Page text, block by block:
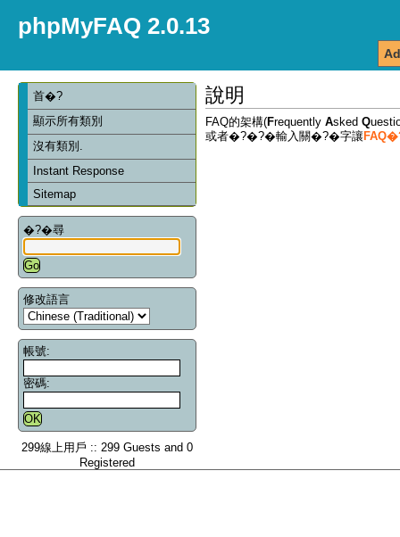
phpMyFAQ 2.0.13
首�?
顯示所有類別
沒有類別.
Instant Response
Sitemap
�?�尋
修改語言
帳號:
密碼:
299線上用戶 :: 299 Guests and 0
Registered
說明
FAQ的架構(Frequently Asked Q
或者�?�?�輸入關�?�字讓